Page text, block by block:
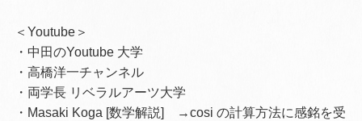
＜Youtube＞
・中田のYoutube 大学
・高橋洋一チャンネル
・両学長 リベラルアーツ大学
・Masaki Koga [数学解説] →cosi の計算方法に感銘を受